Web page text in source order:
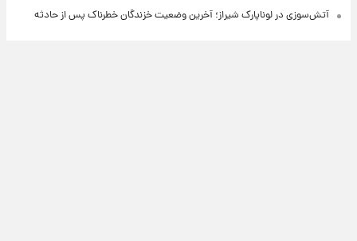
آتش‌سوزی در لوناپارک شیراز؛ آخرین وضعیت خزندگان خطرناک پس از حادثه